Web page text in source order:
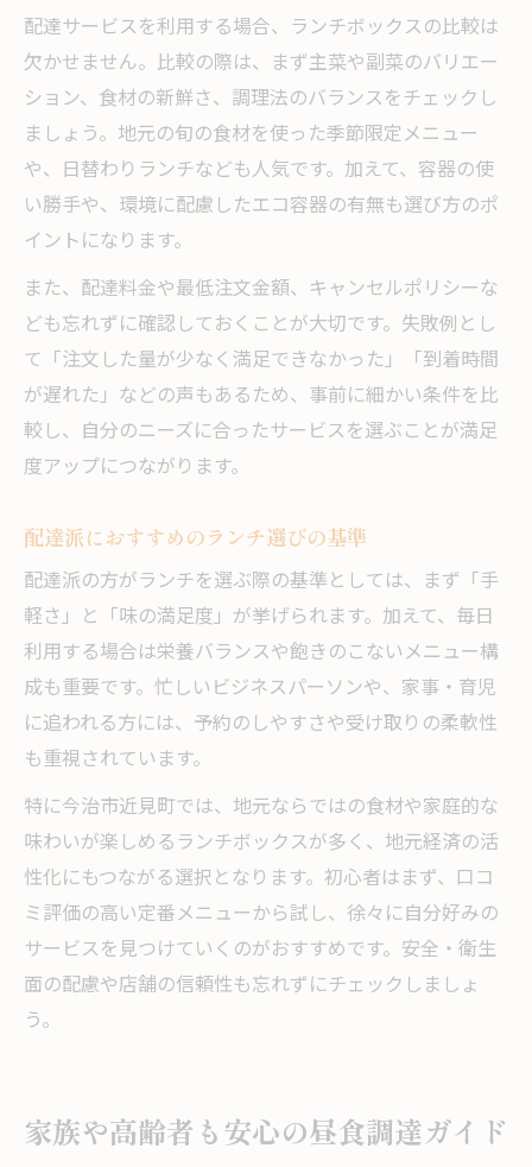
配達サービスを利用する場合、ランチボックスの比較は
欠かせません。比較の際は、まず主菜や副菜のバリエー
ション、食材の新鮮さ、調理法のバランスをチェックし
ましょう。地元の旬の食材を使った季節限定メニュー
や、日替わりランチなども人気です。加えて、容器の使
い勝手や、環境に配慮したエコ容器の有無も選び方のポ
イントになります。
また、配達料金や最低注文金額、キャンセルポリシーな
ども忘れずに確認しておくことが大切です。失敗例とし
て「注文した量が少なく満足できなかった」「到着時間
が遅れた」などの声もあるため、事前に細かい条件を比
較し、自分のニーズに合ったサービスを選ぶことが満足
度アップにつながります。
配達派におすすめのランチ選びの基準
配達派の方がランチを選ぶ際の基準としては、まず「手
軽さ」と「味の満足度」が挙げられます。加えて、毎日
利用する場合は栄養バランスや飽きのこないメニュー構
成も重要です。忙しいビジネスパーソンや、家事・育児
に追われる方には、予約のしやすさや受け取りの柔軟性
も重視されています。
特に今治市近見町では、地元ならではの食材や家庭的な
味わいが楽しめるランチボックスが多く、地元経済の活
性化にもつながる選択となります。初心者はまず、口コ
ミ評価の高い定番メニューから試し、徐々に自分好みの
サービスを見つけていくのがおすすめです。安全・衛生
面の配慮や店舗の信頼性も忘れずにチェックしましょ
う。
家族や高齢者も安心の昼食調達ガイド